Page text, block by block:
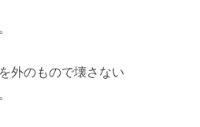
を外のもので壊さない